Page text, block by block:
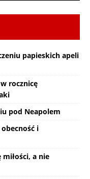
papieskich apeli
rocznicę
pod Neapolem
i
a nie